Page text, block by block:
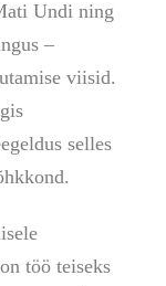
Undi ning
–
viisid.
selles
töö teiseks